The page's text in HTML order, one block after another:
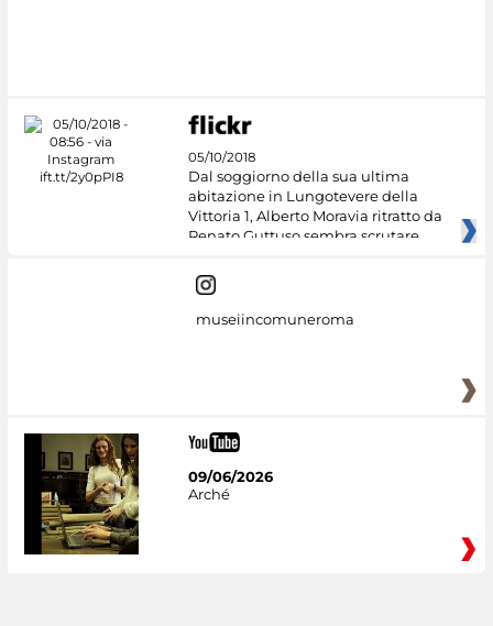
05/10/2018
Dal soggiorno della sua ultima
abitazione in Lungotevere della
Vittoria 1, Alberto Moravia ritratto da
Renato Guttuso sembra scrutare
museiincomuneroma
09/06/2026
Arché